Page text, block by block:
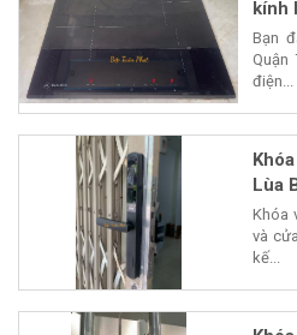
kính
Bạn
Quận
điện...
Lùa
Khóa
và
kế...